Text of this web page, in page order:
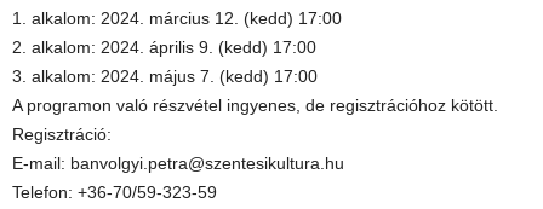
1. alkalom: 2024. március 12. (kedd) 17:00
2. alkalom: 2024. április 9. (kedd) 17:00
3. alkalom: 2024. május 7. (kedd) 17:00
A programon való részvétel ingyenes, de regisztrációhoz kötött.
Regisztráció:
E-mail: banvolgyi.petra@szentesikultura.hu
Telefon: +36-70/59-323-59